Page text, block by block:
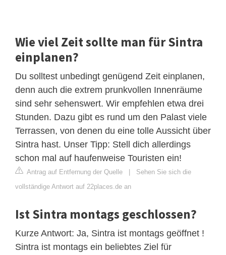
Wie viel Zeit sollte man für Sintra
einplanen?
Du solltest unbedingt genügend Zeit einplanen,
denn auch die extrem prunkvollen Innenräume
sind sehr sehenswert. Wir empfehlen etwa drei
Stunden. Dazu gibt es rund um den Palast viele
Terrassen, von denen du eine tolle Aussicht über
Sintra hast. Unser Tipp: Stell dich allerdings
schon mal auf haufenweise Touristen ein!
Antrag auf Entfernung der Quelle
Sehen Sie sich die
vollständige Antwort auf 22places.de an
Ist Sintra montags geschlossen?
Kurze Antwort: Ja, Sintra ist montags geöffnet !
Sintra ist montags ein beliebtes Ziel für